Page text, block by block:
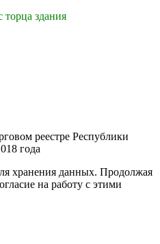
здания
реестре Республики
года
хранения данных. Продолжая
на работу с этими